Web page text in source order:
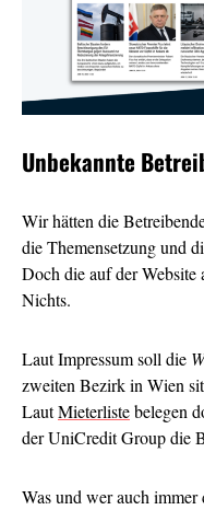
Unbekannte
Wir hätten die
die Themensetzung und
Doch die auf der Website
Nichts.
Laut Impressum soll die
zweiten Bezirk in Wien
LautMieterlistebelegen
der UniCredit Group die
Was und wer auch